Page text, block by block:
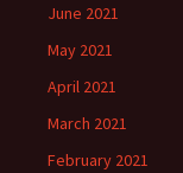
June 2021
May 2021
April 2021
March 2021
February 2021